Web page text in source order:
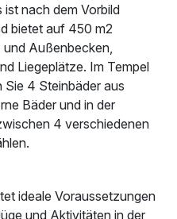
nach dem Vorbild
bietet auf 450 m2
Außenbecken,
Liegeplätze. Im Tempel
Sie 4 Steinbäder aus
Bäder und in der
4 verschiedenen
ideale Voraussetzungen
und Aktivitäten in der